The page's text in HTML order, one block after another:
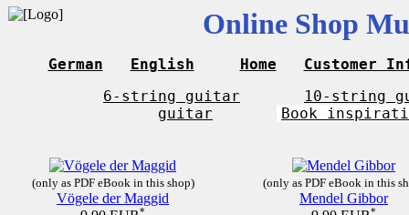
Online Shop
German English Home
Customer
6-string guitar
10-string
guitar
Book
(only as PDF eBook in this shop)
Vögele der Maggid
*
(only as PDF eBook in this
Mendel Gibbor
*